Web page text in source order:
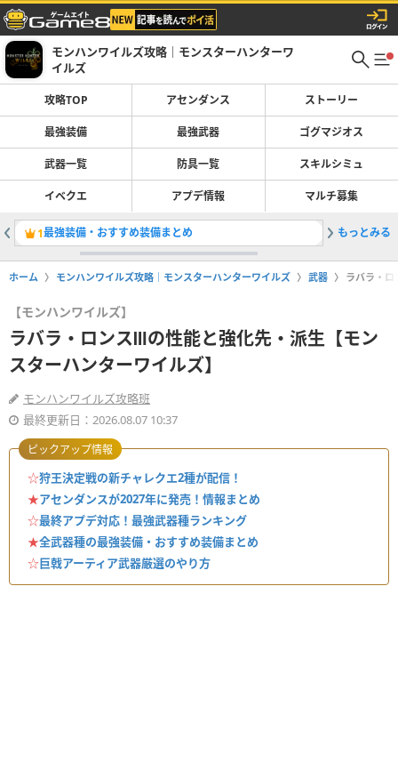
モンハンワイルズ攻略｜モンスターハンターワ
イルズ
攻略TOP アセンダンス ストーリー
最強装備 最強武器 ゴグマジオス
武器一覧 防具一覧 スキルシミュ
イベクエ アプデ情報 マルチ募集
1最強装備・おすすめ装備まとめ 2ゴグマ
もっとみる
ホーム モンハンワイルズ攻略｜モンスターハンターワイルズ 武器 ラバラ・
【モンハンワイルズ】
ラバラ・ロンスⅢの性能と強化先・派生【モン
スターハンターワイルズ】
モンハンワイルズ攻略班
最終更新日：2026.08.07 10:37
☆狩王決定戦の新チャレクエ2種が配信！
★アセンダンスが2027年に発売！情報まとめ
☆最終アプデ対応！最強武器種ランキング
★全武器種の最強装備・おすすめ装備まとめ
☆巨戟アーティア武器厳選のやり方
ピックアップ情報